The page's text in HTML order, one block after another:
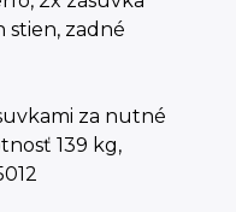
stien, zadné
za nutné
139 kg,